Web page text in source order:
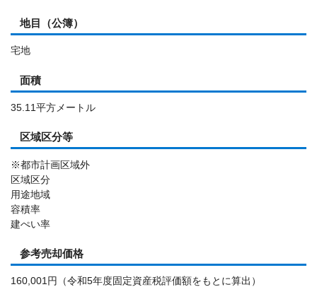
地目（公簿）
宅地
面積
35.11平方メートル
区域区分等
※都市計画区域外
区域区分
用途地域
容積率
建ぺい率
参考売却価格
160,001円（令和5年度固定資産税評価額をもとに算出）